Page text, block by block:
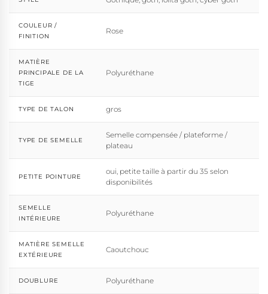
COULEUR /
FINITION
Rose
MATIÈRE
PRINCIPALE DE LA
TIGE
Polyuréthane
TYPE DE TALON gros
TYPE DE SEMELLE
Semelle compensée / plateforme /
plateau
PETITE POINTURE
oui, petite taille à partir du 35 selon
disponibilités
SEMELLE
INTÉRIEURE
Polyuréthane
MATIÈRE SEMELLE
EXTÉRIEURE
Caoutchouc
DOUBLURE Polyuréthane